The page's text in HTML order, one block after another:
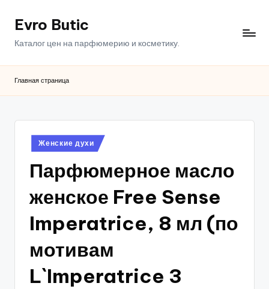
ПерейтиEvro Butic
Каталог цен на парфюмерию и косметику.
Главная страница
Опубликовано
в
Женские духи
Парфюмерное масло
женское Free Sense
Imperatrice, 8 мл (по
мотивам
L`Imperatrice 3